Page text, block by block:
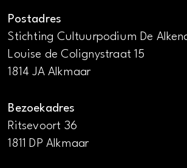
Postadres
Stichting Cultuurpodium De
Louise de Colignystraat 15
1814 JA Alkmaar
Bezoekadres
Ritsevoort 36
1811 DP Alkmaar